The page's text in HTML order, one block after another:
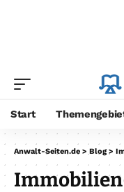
Start
Anwalt-Seiten.de > Blog >